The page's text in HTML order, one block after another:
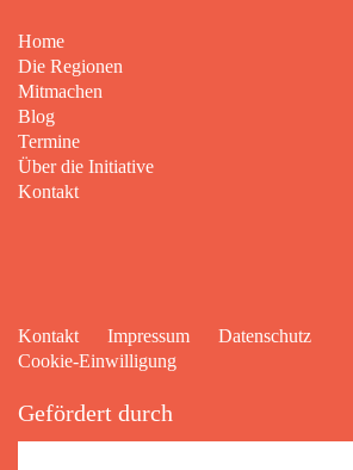
Home
Die Regionen
Mitmachen
Blog
Termine
Über die Initiative
Kontakt
Kontakt Impressum
Datenschutz
Cookie-Einwilligung
Gefördert durch